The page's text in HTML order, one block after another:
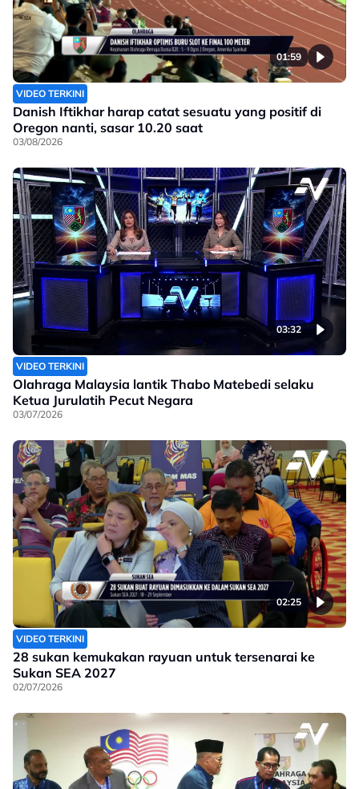
01:59
VIDEO TERKINI
Danish Iftikhar harap catat sesuatu yang positif di
Oregon nanti, sasar 10.20 saat
03/08/2026
03:32
VIDEO TERKINI
Olahraga Malaysia lantik Thabo Matebedi selaku
Ketua Jurulatih Pecut Negara
03/07/2026
02:25
VIDEO TERKINI
28 sukan kemukakan rayuan untuk tersenarai ke
Sukan SEA 2027
02/07/2026